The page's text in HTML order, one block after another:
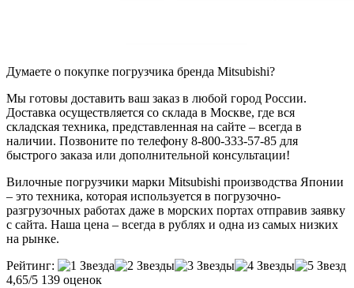
Думаете о покупке погрузчика бренда Mitsubishi?
Мы готовы доставить ваш заказ в любой город России.
Доставка осуществляется со склада в Москве, где вся
складская техника, представленная на сайте – всегда в
наличии. Позвоните по телефону 8-800-333-57-85 для
быстрого заказа или дополнительной консультации!
Вилочные погрузчики марки Mitsubishi производства Японии
– это техника, которая используется в погрузочно-
разгрузочных работах даже в морских портах отправив заявку
с сайта. Наша цена – всегда в рублях и одна из самых низких
на рынке.
Рейтинг:
4,65/5 139 оценок